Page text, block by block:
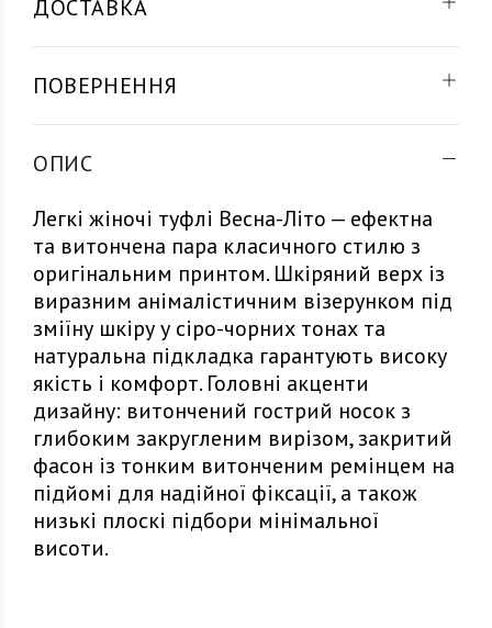
ДОСТАВКА
ПОВЕРНЕННЯ
ОПИС
Легкі жіночі туфлі Весна-Літо — ефектна
та витончена пара класичного стилю з
оригінальним принтом. Шкіряний верх із
виразним анімалістичним візерунком під
зміїну шкіру у сіро-чорних тонах та
натуральна підкладка гарантують високу
якість і комфорт. Головні акценти
дизайну: витончений гострий носок з
глибоким закругленим вирізом, закритий
фасон із тонким витонченим ремінцем на
підйомі для надійної фіксації, а також
низькі плоскі підбори мінімальної
висоти.